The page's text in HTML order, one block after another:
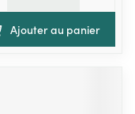
Ajouter au panier